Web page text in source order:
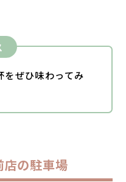
をぜひ味わってみ
店の駐車場